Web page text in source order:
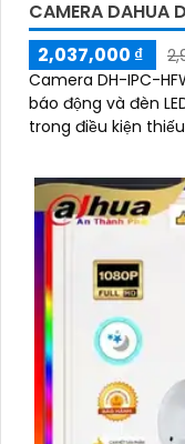
CAMERA DAHUA
2,037,000 ₫
Camera DH-IPC-
báo động và đèn
trong điều kiện